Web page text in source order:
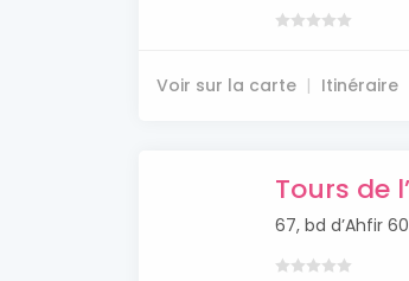
Voir sur la carte Itinéraire
Tours de
67, bd d’Ahfir